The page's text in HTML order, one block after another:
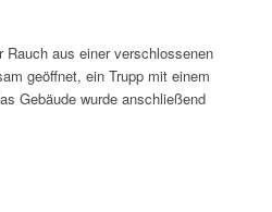
aus einer verschlossenen
geöffnet, ein Trupp mit einem
Gebäude wurde anschließend